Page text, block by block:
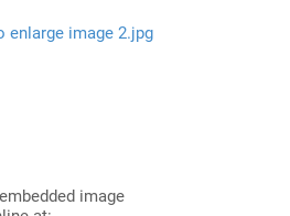
image